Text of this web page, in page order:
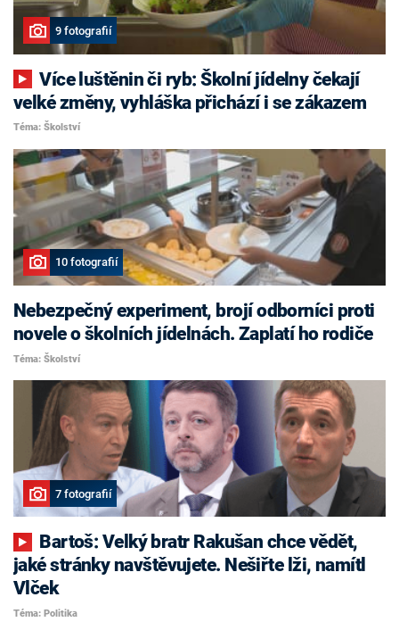
9 fotografií
Více luštěnin či ryb: Školní jídelny čekají
velké změny, vyhláška přichází i se zákazem
Téma: Školství
10 fotografií
Nebezpečný experiment, brojí odborníci proti
novele o školních jídelnách. Zaplatí ho rodiče
Téma: Školství
7 fotografií
jaké stránky navštěvujete. Nešiřte lži, namítl
Vlček
Téma: Politika